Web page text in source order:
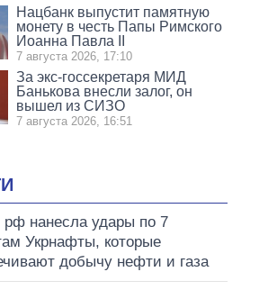
Нацбанк выпустит памятную
монету в честь Папы Римского
Иоанна Павла II
7 августа 2026, 17:10
За экс-госсекретаря МИД
Банькова внесли залог, он
вышел из СИЗО
7 августа 2026, 16:51
нанесла удары по 7
Укрнафты, которые
добычу нефти и газа